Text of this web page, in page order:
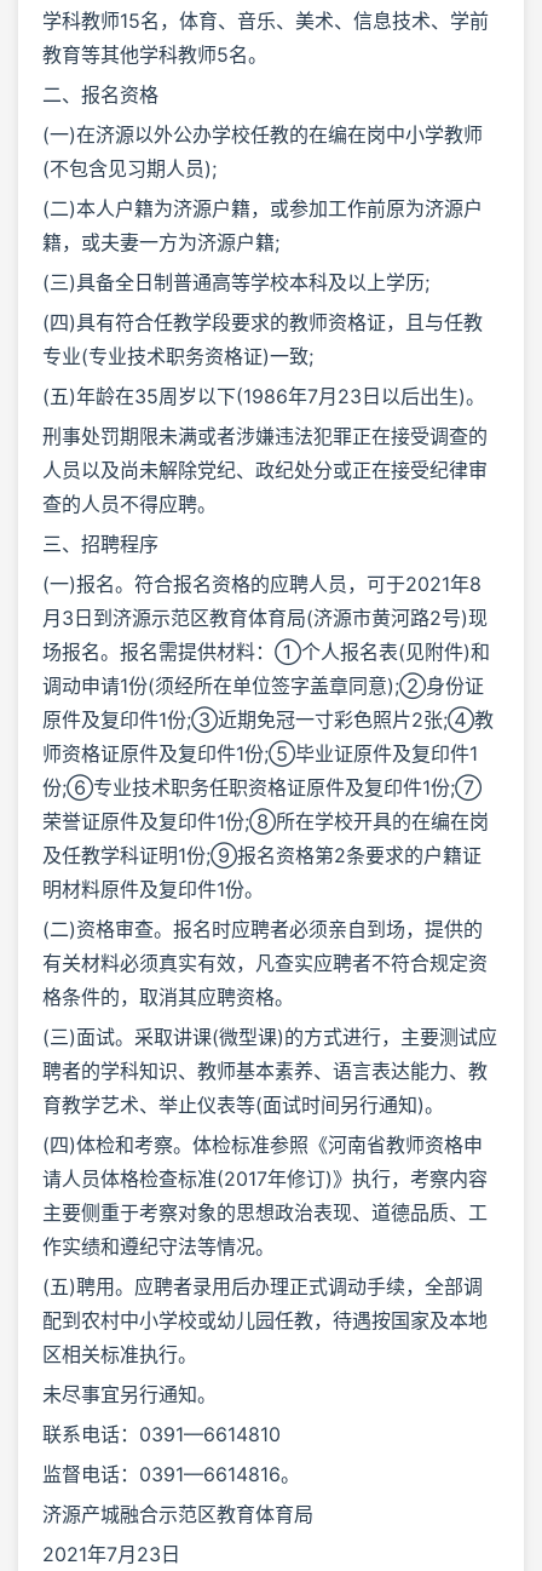
学科教师15名，体育、音乐、美术、信息技术、学前
教育等其他学科教师5名。
二、报名资格
(一)在济源以外公办学校任教的在编在岗中小学教师
(不包含见习期人员);
(二)本人户籍为济源户籍，或参加工作前原为济源户
籍，或夫妻一方为济源户籍;
(三)具备全日制普通高等学校本科及以上学历;
(四)具有符合任教学段要求的教师资格证，且与任教
专业(专业技术职务资格证)一致;
(五)年龄在35周岁以下(1986年7月23日以后出生)。
刑事处罚期限未满或者涉嫌违法犯罪正在接受调查的
人员以及尚未解除党纪、政纪处分或正在接受纪律审
查的人员不得应聘。
三、招聘程序
(一)报名。符合报名资格的应聘人员，可于2021年8
月3日到济源示范区教育体育局(济源市黄河路2号)现
场报名。报名需提供材料：①个人报名表(见附件)和
调动申请1份(须经所在单位签字盖章同意);②身份证
原件及复印件1份;③近期免冠一寸彩色照片2张;④教
师资格证原件及复印件1份;⑤毕业证原件及复印件1
份;⑥专业技术职务任职资格证原件及复印件1份;⑦
荣誉证原件及复印件1份;⑧所在学校开具的在编在岗
及任教学科证明1份;⑨报名资格第2条要求的户籍证
明材料原件及复印件1份。
(二)资格审查。报名时应聘者必须亲自到场，提供的
有关材料必须真实有效，凡查实应聘者不符合规定资
格条件的，取消其应聘资格。
(三)面试。采取讲课(微型课)的方式进行，主要测试应
聘者的学科知识、教师基本素养、语言表达能力、教
育教学艺术、举止仪表等(面试时间另行通知)。
(四)体检和考察。体检标准参照《河南省教师资格申
请人员体格检查标准(2017年修订)》执行，考察内容
主要侧重于考察对象的思想政治表现、道德品质、工
作实绩和遵纪守法等情况。
(五)聘用。应聘者录用后办理正式调动手续，全部调
配到农村中小学校或幼儿园任教，待遇按国家及本地
区相关标准执行。
未尽事宜另行通知。
联系电话：0391—6614810
监督电话：0391—6614816。
济源产城融合示范区教育体育局
2021年7月23日